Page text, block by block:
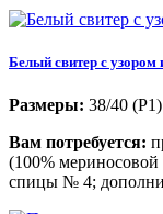
Белый свитер с
Размеры: 38/40
Вам потребуется:
(100%
спицы № 4;